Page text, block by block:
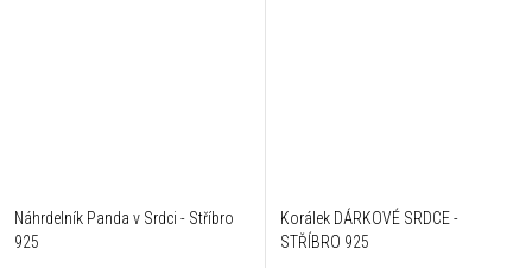
Náhrdelník Panda v Srdci - Stříbro
925
Korálek DÁRKOVÉ SRDCE -
STŘÍBRO 925